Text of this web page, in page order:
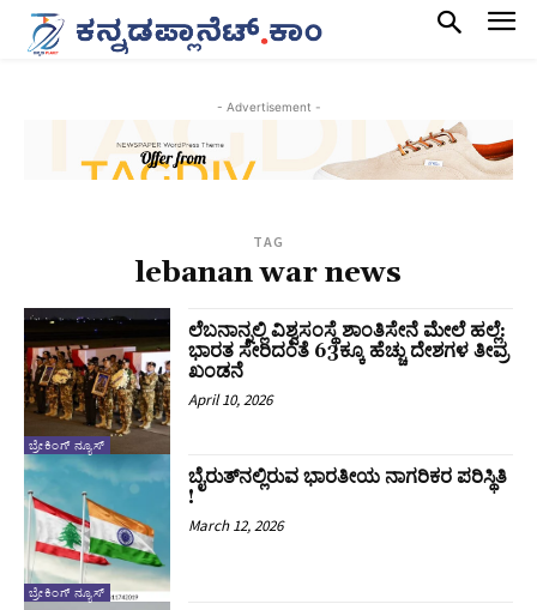
- Advertisement -
TAG
lebanan war news
ಬ್ರೇಕಿಂಗ್ ನ್ಯೂಸ್
ಲೆಬನಾನ್ನಲ್ಲಿ ವಿಶ್ವಸಂಸ್ಥೆ ಶಾಂತಿಸೇನೆ ಮೇಲೆ ಹಲ್ಲೆ:
ಭಾರತ ಸೇರಿದಂತೆ 63ಕ್ಕೂ ಹೆಚ್ಚು ದೇಶಗಳ ತೀವ್ರ
ಖಂಡನೆ
April 10, 2026
ಬ್ರೇಕಿಂಗ್ ನ್ಯೂಸ್
ಬೈರುತ್‌ನಲ್ಲಿರುವ ಭಾರತೀಯ ನಾಗರಿಕರ ಪರಿಸ್ಥಿತಿ
!
March 12, 2026